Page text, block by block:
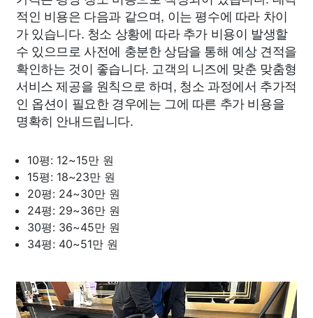
적인 비용은 다음과 같으며, 이는 평수에 따라 차이
가 있습니다. 청소 상황에 따라 추가 비용이 발생할
수 있으므로 사전에 충분한 상담을 통해 예상 견적을
확인하는 것이 좋습니다. 고객의 니즈에 맞춘 맞춤형
서비스 제공을 원칙으로 하며, 청소 과정에서 추가적
인 옵션이 필요한 경우에는 그에 따른 추가 비용을
명확히 안내드립니다.
10평: 12~15만 원
15평: 18~23만 원
20평: 24~30만 원
24평: 29~36만 원
30평: 36~45만 원
34평: 40~51만 원